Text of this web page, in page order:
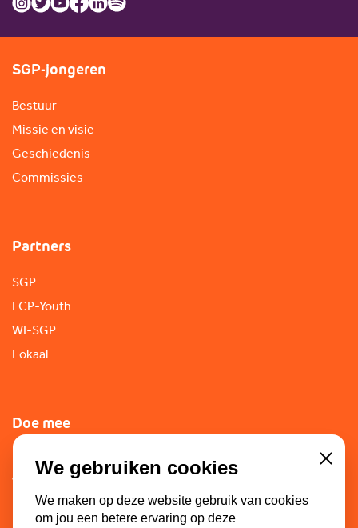
SGP-jongeren
Bestuur
Missie en visie
Geschiedenis
Commissies
Partners
SGP
ECP-Youth
WI-SGP
Lokaal
Doe mee
Lid worden
Vacatures
Doneren
We gebruiken cookies
We maken op deze website gebruik van cookies
om jou een betere ervaring op deze
Close